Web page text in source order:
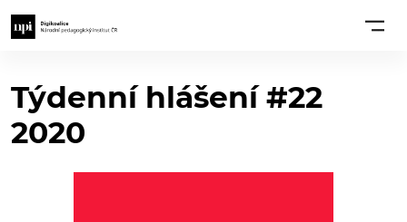
Týdenní hlášení #22
2020